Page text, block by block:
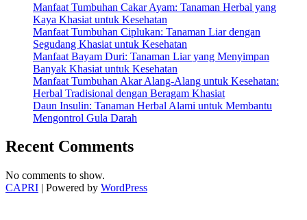
Manfaat Tumbuhan Cakar Ayam: Tanaman Herbal yang
Kaya Khasiat untuk Kesehatan
Manfaat Tumbuhan Ciplukan: Tanaman Liar dengan
Segudang Khasiat untuk Kesehatan
Manfaat Bayam Duri: Tanaman Liar yang Menyimpan
Banyak Khasiat untuk Kesehatan
Manfaat Tumbuhan Akar Alang-Alang untuk Kesehatan:
Herbal Tradisional dengan Beragam Khasiat
Daun Insulin: Tanaman Herbal Alami untuk Membantu
Mengontrol Gula Darah
Recent Comments
No comments to show.
CAPRI | Powered by WordPress